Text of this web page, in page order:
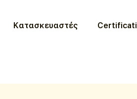
Κατασκευαστές